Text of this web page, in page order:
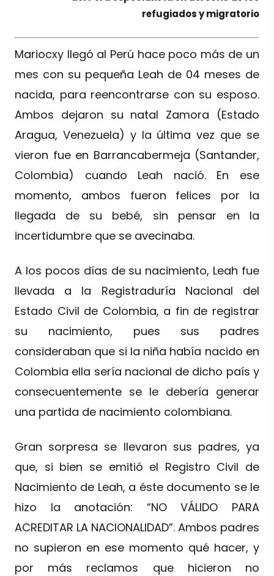
refugiados y migratorio
Mariocxy llegó al Perú hace poco más de un
mes con su pequeña Leah de 04 meses de
nacida, para reencontrarse con su esposo.
Ambos dejaron su natal Zamora (Estado
Aragua, Venezuela) y la última vez que se
vieron fue en Barrancabermeja (Santander,
Colombia) cuando Leah nació. En ese
momento, ambos fueron felices por la
llegada de su bebé, sin pensar en la
incertidumbre que se avecinaba.
A los pocos días de su nacimiento, Leah fue
llevada a la Registraduría Nacional del
Estado Civil de Colombia, a fin de registrar
su nacimiento, pues sus padres
consideraban que si la niña había nacido en
Colombia ella sería nacional de dicho país y
consecuentemente se le debería generar
una partida de nacimiento colombiana.
Gran sorpresa se llevaron sus padres, ya
que, si bien se emitió el Registro Civil de
Nacimiento de Leah, a éste documento se le
hizo la anotación: “NO VÁLIDO PARA
ACREDITAR LA NACIONALIDAD”. Ambos padres
no supieron en ese momento qué hacer, y
por más reclamos que hicieron no